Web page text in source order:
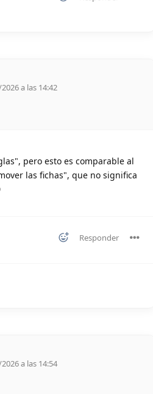
a las 14:42
pero esto es comparable al
las fichas", que no significa
Responder
a las 14:54